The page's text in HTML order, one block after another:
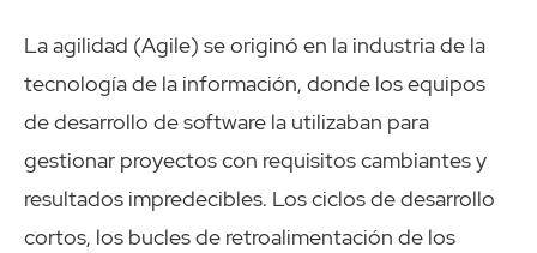
La agilidad (Agile) se originó en la industria de la
tecnología de la información, donde los equipos
de desarrollo de software la utilizaban para
gestionar proyectos con requisitos cambiantes y
resultados impredecibles. Los ciclos de desarrollo
cortos, los bucles de retroalimentación de los